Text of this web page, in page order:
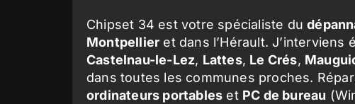
Chipset 34 est votre spécialiste du
Montpellier et dans l’Hérault. J’interviens
Castelnau-le-Lez, Lattes, Le Crés,
dans toutes les communes proches.
ordinateurs portables et PC de bureau